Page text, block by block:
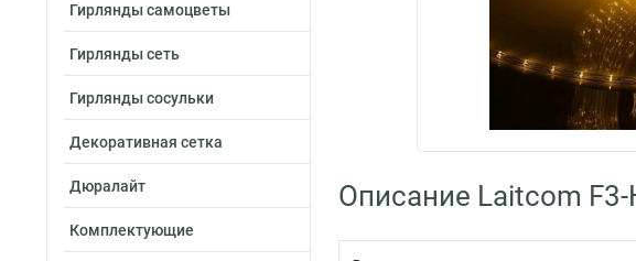
Гирлянды самоцветы
Гирлянды сеть
Гирлянды сосульки
Декоративная сетка
Дюралайт
Комплектующие
Описание Laitcom F3-